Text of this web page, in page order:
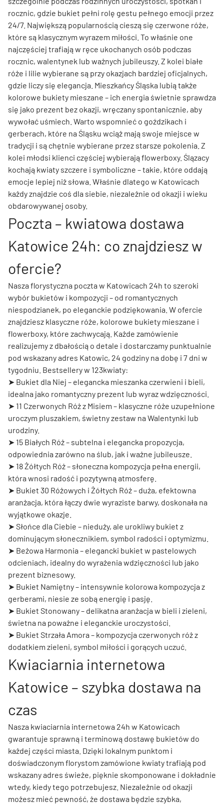
rocznic, gdzie bukiet pełni rolę gestu pełnego emocji przez
24/7. Największą popularnością cieszą się czerwone róże,
które są klasycznym wyrazem miłości. To właśnie one
najczęściej trafiają w ręce ukochanych osób podczas
rocznic, walentynek lub ważnych jubileuszy. Z kolei białe
róże i lilie wybierane są przy okazjach bardziej oficjalnych,
gdzie liczy się elegancja. Mieszkańcy Śląska lubią także
kolorowe bukiety mieszane – ich energia świetnie sprawdza
się jako prezent bez okazji, wręczany spontanicznie, aby
wywołać uśmiech. Warto wspomnieć o goździkach i
gerberach, które na Śląsku wciąż mają swoje miejsce w
tradycji i są chętnie wybierane przez starsze pokolenia. Z
kolei młodsi klienci częściej wybierają flowerboxy. Ślązacy
kochają kwiaty szczere i symboliczne – takie, które oddają
emocje lepiej niż słowa. Właśnie dlatego w Katowicach
każdy znajdzie coś dla siebie, niezależnie od okazji i wieku
obdarowywanej osoby.
Poczta – kwiatowa dostawa
Katowice 24h: co znajdziesz w
ofercie?
Nasza florystyczna poczta w Katowicach 24h to szeroki
wybór bukietów i kompozycji – od romantycznych
niespodzianek, po eleganckie podziękowania. W ofercie
znajdziesz klasyczne róże, kolorowe bukiety mieszane i
flowerboxy, które zachwycają. Każde zamówienie
realizujemy z dbałością o detale i dostarczamy punktualnie
pod wskazany adres Katowic, 24 godziny na dobę i 7 dni w
tygodniu. Bestsellery w 123kwiaty:
➤ Bukiet dla Niej – elegancka mieszanka czerwieni i bieli,
idealna jako romantyczny prezent lub wyraz wdzięczności.
➤ 11 Czerwonych Róż z Misiem – klasyczne róże uzupełnione
uroczym pluszakiem, świetny zestaw na Walentynki lub
urodziny.
➤ 15 Białych Róż– subtelna i elegancka propozycja,
odpowiednia zarówno na ślub, jak i ważne jubileusze.
➤ 18 Żółtych Róż– słoneczna kompozycja pełna energii,
która wnosi radość i pozytywną atmosferę.
➤ Bukiet 30 Różowych i Żółtych Róż– duża, efektowna
aranżacja, która łączy dwie wyraziste barwy, doskonała na
wyjątkowe okazje.
➤ Słońce dla Ciebie – nieduży, ale urokliwy bukiet z
dominującym słonecznikiem, symbol radości i optymizmu.
➤ Beżowa Harmonia – elegancki bukiet w pastelowych
odcieniach, idealny do wyrażenia wdzięczności lub jako
prezent biznesowy.
➤ Bukiet Namiętny– intensywnie kolorowa kompozycja z
gerberami, niesie ze sobą energię i pasję.
➤ Bukiet Stonowany– delikatna aranżacja w bieli i zieleni,
świetna na poważne i eleganckie uroczystości.
➤ Bukiet Strzała Amora – kompozycja czerwonych róż z
dodatkiem zieleni, symbol miłości i gorących uczuć.
Kwiaciarnia internetowa
Katowice – szybka dostawa na
czas
Nasza kwiaciarnia internetowa 24h w Katowicach
gwarantuje sprawną i terminową dostawę bukietów do
każdej części miasta. Dzięki lokalnym punktom i
doświadczonym florystom zamówione kwiaty trafiają pod
wskazany adres świeże, pięknie skomponowane i dokładnie
wtedy, kiedy tego potrzebujesz. Niezależnie od okazji
możesz mieć pewność, że dostawa będzie szybka,